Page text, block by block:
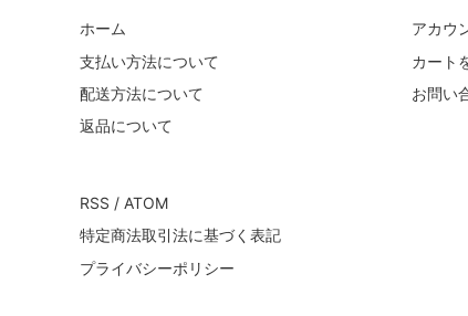
ホーム
支払い方法について
配送方法について
返品について
アカウ
カート
お問い
RSS / ATOM
特定商法取引法に基づく表記
プライバシーポリシー